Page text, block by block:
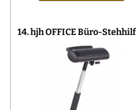
14. hjh OFFICE Büro-